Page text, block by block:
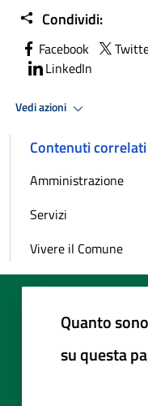
Condividi:
Facebook
LinkedIn
Vedi azioni
Contenuti correlati
Amministrazione
Servizi
Vivere il Comune
Quanto
su questa